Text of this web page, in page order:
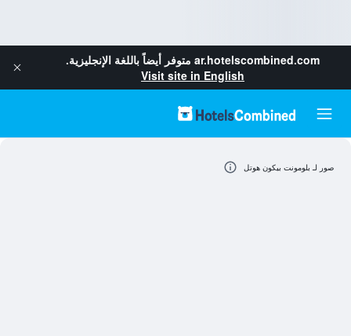
ar.hotelscombined.com متوفر أيضاً باللغة الإنجليزية.
Visit site in English
صور لـ بلومونت بيكون هوتل